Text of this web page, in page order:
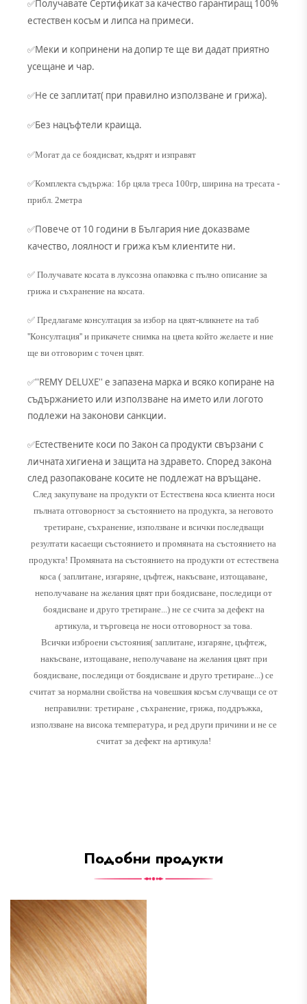
✅Получавате Сертификат за качество гарантиращ 100%
естествен косъм и липса на примеси.
✅Меки и копринени на допир те ще ви дадат приятно
усещане и чар.
✅Не се заплитат( при правилно използване и грижа).
✅Без нацъфтели краища.
✅Могат да се боядисват, къдрят и изправят
✅Комплекта съдържа: 1бр цяла треса 100гр, ширина на тресата -
прибл. 2метра
✅Повече от 10 години в България ние доказваме
качество, лоялност и грижа към клиентите ни.
✅ Получавате косата в луксозна опаковка с пълно описание за
грижа и съхранение на косата.
✅ Предлагаме консултация за избор на цвят-кликнете на таб
''Консултация'' и прикачете снимка на цвета който желаете и ние
ще ви отговорим с точен цвят.
✅''REMY DELUXE'' е запазена марка и всяко копиране на
съдържанието или използване на името или логото
подлежи на законови санкции.
✅Естествените коси по Закон са продукти свързани с
личната хигиена и защита на здравето. Според закона
след разопаковане косите не подлежат на връщане.
След закупуване на продукти от Естествена коса клиента носи
пълната отговорност за състоянието на продукта, за неговото
третиране, съхранение, използване и всички последващи
резултати касаещи състоянието и промяната на състоянието на
продукта! Промяната на състоянието на продукти от естествена
коса ( заплитане, изгаряне, цъфтеж, накъсване, изтощаване,
неполучаване на желания цвят при боядисване, последици от
боядисване и друго третиране...) не се счита за дефект на
артикула, и търговеца не носи отговорност за това.
Всички изброени състояния( заплитане, изгаряне, цъфтеж,
накъсване, изтощаване, неполучаване на желания цвят при
боядисване, последици от боядисване и друго третиране...) се
считат за нормални свойства на човешкия косъм случващи се от
неправилни: третиране , съхранение, грижа, поддръжка,
използване на висока температура, и ред други причини и не се
считат за дефект на артикула!
Подобни продукти